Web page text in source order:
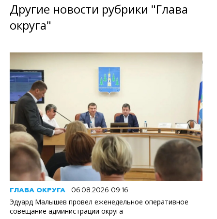
Другие новости рубрики "Глава
округа"
ГЛАВА ОКРУГА 06.08.2026 09:16
Эдуард Малышев провел еженедельное оперативное
совещание администрации округа